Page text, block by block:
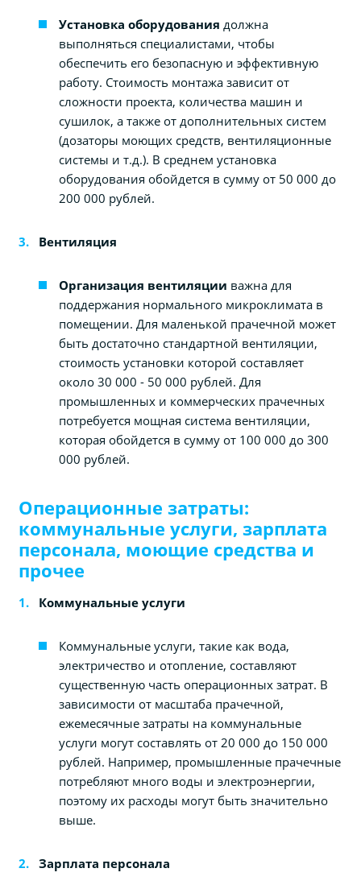
Установка оборудования должна
выполняться специалистами, чтобы
обеспечить его безопасную и эффективную
работу. Стоимость монтажа зависит от
сложности проекта, количества машин и
сушилок, а также от дополнительных систем
(дозаторы моющих средств, вентиляционные
системы и т.д.). В среднем установка
оборудования обойдется в сумму от 50 000 до
200 000 рублей.
Вентиляция
Организация вентиляции важна для
поддержания нормального микроклимата в
помещении. Для маленькой прачечной может
быть достаточно стандартной вентиляции,
стоимость установки которой составляет
около 30 000 - 50 000 рублей. Для
промышленных и коммерческих прачечных
потребуется мощная система вентиляции,
которая обойдется в сумму от 100 000 до 300
000 рублей.
Операционные затраты:
коммунальные услуги, зарплата
персонала, моющие средства и
прочее
Коммунальные услуги
Коммунальные услуги, такие как вода,
электричество и отопление, составляют
существенную часть операционных затрат. В
зависимости от масштаба прачечной,
ежемесячные затраты на коммунальные
услуги могут составлять от 20 000 до 150 000
рублей. Например, промышленные прачечные
потребляют много воды и электроэнергии,
поэтому их расходы могут быть значительно
выше.
Зарплата персонала